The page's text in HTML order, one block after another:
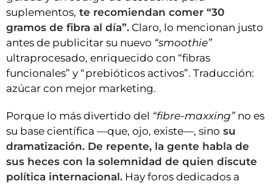
suplementos, te recomiendan comer “30
gramos de fibra al día”. Claro, lo mencionan justo
antes de publicitar su nuevo “smoothie”
ultraprocesado, enriquecido con “fibras
funcionales” y “prebióticos activos”. Traducción:
azúcar con mejor marketing.
Porque lo más divertido del “fibre-maxxing” no es
su base científica —que, ojo, existe—, sino su
dramatización. De repente, la gente habla de
sus heces con la solemnidad de quien discute
política internacional. Hay foros dedicados a